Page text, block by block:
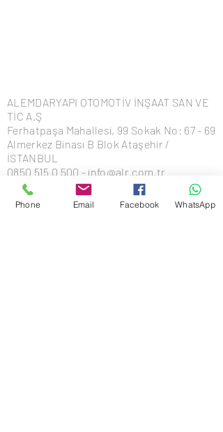
ALEMDARYAPI OTOMOTİV İNŞAAT SAN VE
TİC A.Ş
Ferhatpaşa Mahallesi, 99 Sokak No: 67 - 69
Almerkez Binası B Blok Ataşehir /
İSTANBUL
0850 515 0 500 - info@alr.com.tr
Phone Email Facebook WhatsApp